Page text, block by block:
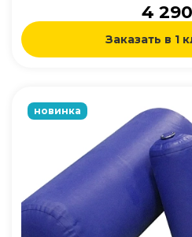
4
Заказать в 1
новинка